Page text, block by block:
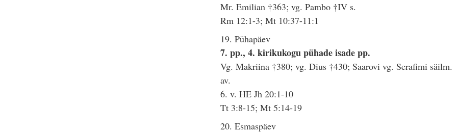
Mr. Emilian †363; vg. Pambo †IV s.
Rm 12:1-3; Mt 10:37-11:1
19. Pühapäev
7. pp., 4. kirikukogu pühade isade pp.
Vg. Makriina †380; vg. Dius †430; Saarovi vg. Serafimi säilm.
av.
6. v. HE Jh 20:1-10
Tt 3:8-15; Mt 5:14-19
20. Esmaspäev